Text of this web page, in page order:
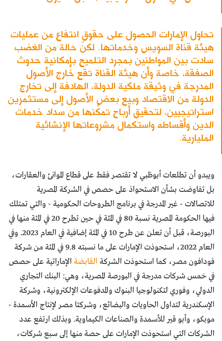
تحاول الإمارات الحصول على حقوق انتفاع من عمليات
هيئة قناة السويس وخدماتها. لكنّ حالة من الغضب
سادت بين المواطنين بمجرد التلميح بإمكانية حدوث
الصفقة، خاصة وأن هيئة القناة تقع خارج الأصول
المدرجة في وثيقة ملكية الدولة، الهادفة إلى تخارج
الدولة من الاقتصاد وبيع بعض الأصول إلى مستثمرين
استراتيجيين، لتحقيق أرباح تمكِّنها من سداد خدمات
الدين وأقساطه واستكمال مشروعاتها الإنشائية
المليارية.
ويبدو أن تطلعات أبوظبي لا تقتصر فقط على قطاع الموانئ والعقارات،
بل تفاوضت بشأن الاستحواذ على حصص في الشركة المصرية
للاتصالات - غير المدرجة في برنامج الطروحات الحكومية - والتي تمتلك
فيها الحكومة المصرية نسبة 80 في المئة في حين تطرح 20 في المئة منها في
البورصة، قبل أن تعلن عن طرح 10 في المئة إضافية في العام 2023. وفي
العام 2022، استحوذت الإمارات على ما نسبته 9.8 في المئة من شركة
فودافون مصر، كما استحوذت الشركة القابضة الإماراتية على حصص
في خمس شركات مدرجة في البورصة المصرية، وهي: البنك التجاري
الدولي، وفوري لتكنولوجيا البنوك والمدفوعات الإلكترونية، وشركة
الإسكندرية لتداول الحاويات والبضائع، وشركتا مصر لإنتاج الأسمدة -
موبكو، وأبو قير للأسمدة والصناعات الكيماوية. وبذلك ارتفع عدد
الشركات التي استحوذت الإمارات على حصة منها إلى سبع شركات،